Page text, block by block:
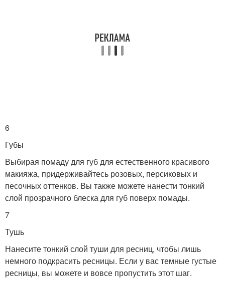
6
Губы
Выбирая помаду для губ для естественного красивого
макияжа, придерживайтесь розовых, персиковых и
песочных оттенков. Вы также можете нанести тонкий
слой прозрачного блеска для губ поверх помады.
7
Тушь
Нанесите тонкий слой туши для ресниц, чтобы лишь
немного подкрасить ресницы. Если у вас темные густые
ресницы, вы можете и вовсе пропустить этот шаг.